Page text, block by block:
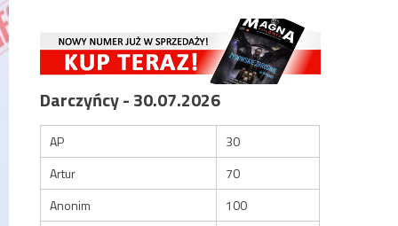
Darczyńcy - 30.07.2026
AP
30
Artur
70
Anonim
100